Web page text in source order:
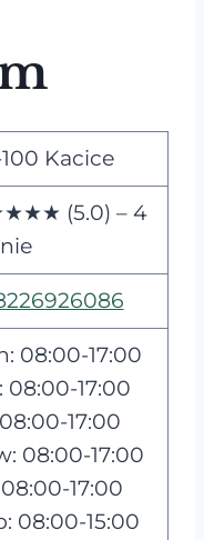
Kacice
(5.0) – 4
08:00-17:00
08:00-17:00
17:00
08:00-17:00
17:00
08:00-15:00